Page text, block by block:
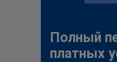
Полный
платных